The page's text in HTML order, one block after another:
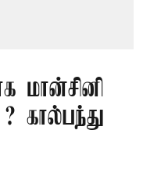
மான்சினி
கால்பந்து